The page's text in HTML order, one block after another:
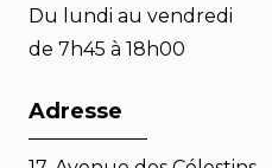
Du lundi au vendredi
de 7h45 à 18h00
Adresse